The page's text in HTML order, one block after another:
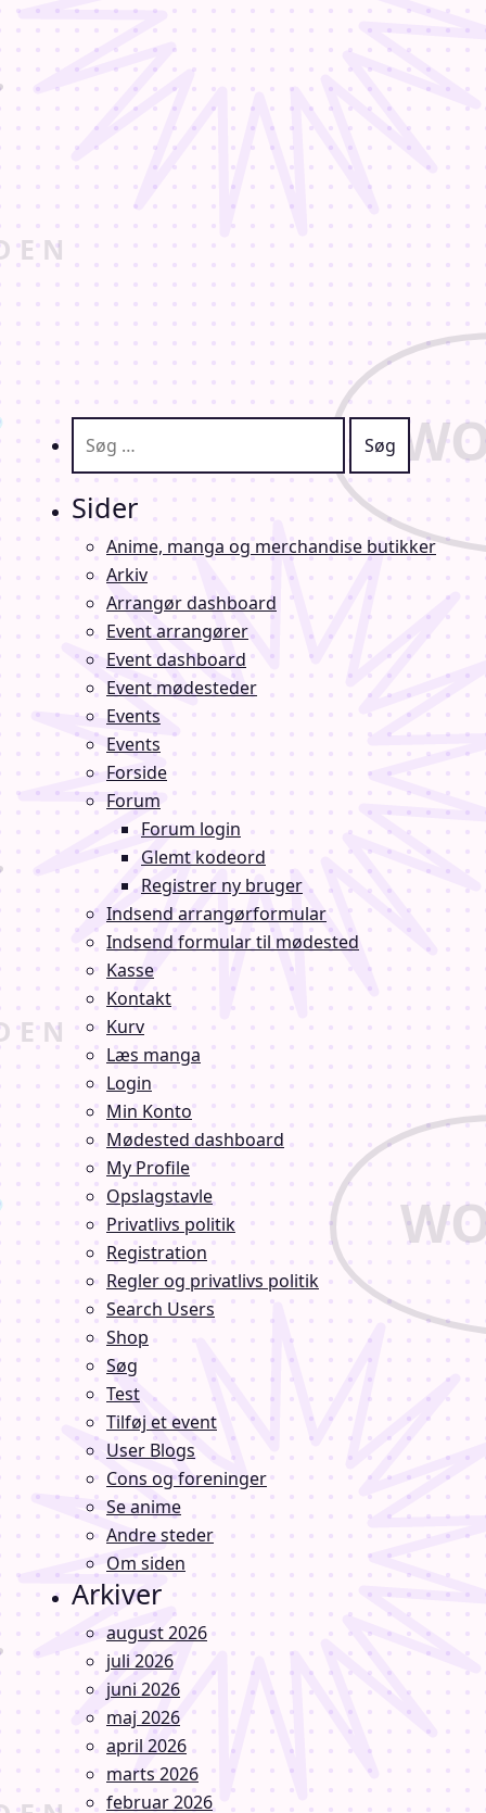
Sider
Anime, manga og merchandise butikker
Arkiv
Arrangør dashboard
Event arrangører
Event dashboard
Event mødesteder
Events
Events
Forside
Forum
Forum login
Glemt kodeord
Registrer ny bruger
Indsend arrangørformular
Indsend formular til mødested
Kasse
Kontakt
Kurv
Læs manga
Login
Min Konto
Mødested dashboard
My Profile
Opslagstavle
Privatlivs politik
Registration
Regler og privatlivs politik
Search Users
Shop
Søg
Test
Tilføj et event
User Blogs
Cons og foreninger
Se anime
Andre steder
Om siden
Arkiver
august 2026
juli 2026
juni 2026
maj 2026
april 2026
marts 2026
februar 2026